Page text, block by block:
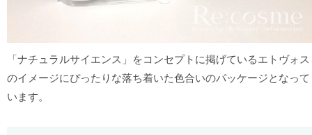
「ナチュラルサイエンス」をコンセプトに掲げているエトヴォス
のイメージにぴったりな落ち着いた色合いのパッケージとなって
います。